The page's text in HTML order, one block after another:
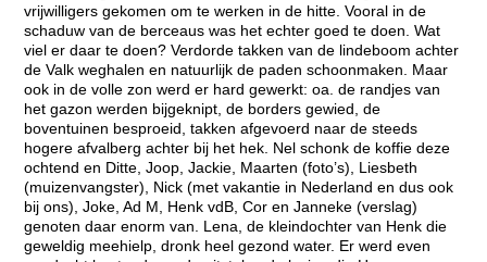
vrijwilligers gekomen om te werken in de hitte. Vooral in de
schaduw van de berceaus was het echter goed te doen. Wat
viel er daar te doen? Verdorde takken van de lindeboom achter
de Valk weghalen en natuurlijk de paden schoonmaken. Maar
ook in de volle zon werd er hard gewerkt: oa. de randjes van
het gazon werden bijgeknipt, de borders gewied, de
boventuinen besproeid, takken afgevoerd naar de steeds
hogere afvalberg achter bij het hek. Nel schonk de koffie deze
ochtend en Ditte, Joop, Jackie, Maarten (foto’s), Liesbeth
(muizenvangster), Nick (met vakantie in Nederland en dus ook
bij ons), Joke, Ad M, Henk vdB, Cor en Janneke (verslag)
genoten daar enorm van. Lena, de kleindochter van Henk die
geweldig meehielp, dronk heel gezond water. Er werd even